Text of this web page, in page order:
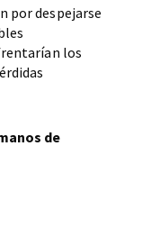
por despejarse
los
de